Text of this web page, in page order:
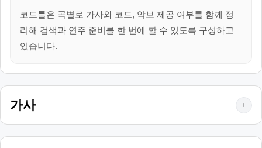
코드툴은 곡별로 가사와 코드, 악보 제공 여부를 함께 정
리해 검색과 연주 준비를 한 번에 할 수 있도록 구성하고
있습니다.
가사 +